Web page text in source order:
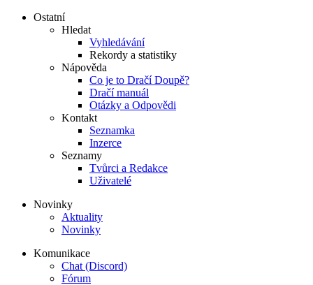
Ostatní
Hledat
Vyhledávání
Rekordy a statistiky
Nápověda
Co je to Dračí Doupě?
Dračí manuál
Otázky a Odpovědi
Kontakt
Seznamka
Inzerce
Seznamy
Tvůrci a Redakce
Uživatelé
Novinky
Aktuality
Novinky
Komunikace
Chat (Discord)
Fórum